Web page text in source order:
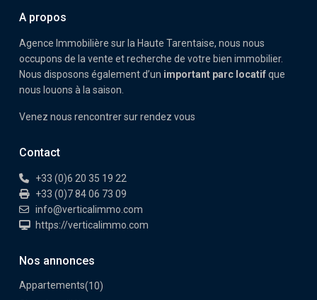
A propos
Agence Immobilière sur la Haute Tarentaise, nous nous
occupons de la vente et recherche de votre bien immobilier.
Nous disposons également d’un important parc locatifque
nous louons à la saison.
Venez nous rencontrer sur rendez vous
Contact
+33 (0)6 20 35 19 22
+33 (0)7 84 06 73 09
info@verticalimmo.com
https://verticalimmo.com
Nos annonces
Appartements(10)